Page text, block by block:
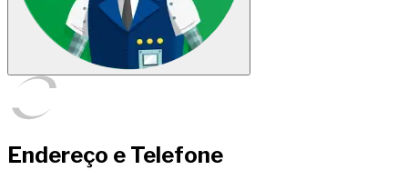
Endereço e Telefone